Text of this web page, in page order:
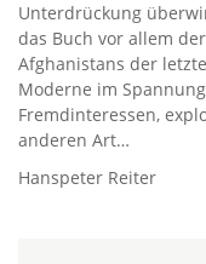
Unterdrückung
das Buch vor allem
Afghanistans der
Moderne im
Fremdinteressen,
anderen Art…
Hanspeter Reiter